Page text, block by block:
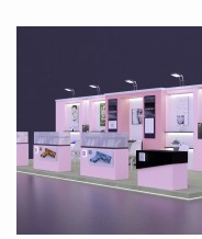
THIẾT KẾ – THI
KỆ TRƯNG BÀY
PHẨM